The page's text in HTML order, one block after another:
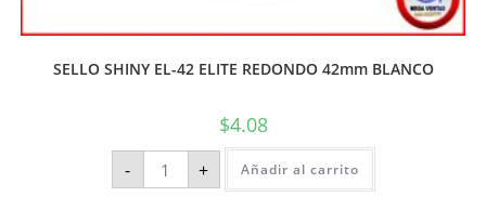
SELLO SHINY EL-42 ELITE REDONDO 42mm BLANCO
$4.08
- + Añadir al carrito